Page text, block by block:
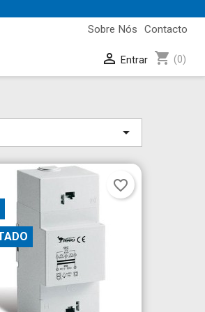
Contacto
Sobre Nós
shopping_cart (0)
 Entrar

favorite_border